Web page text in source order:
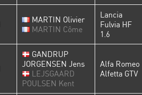
MARTIN Olivier
MARTIN Côme
Lancia
Fulvia HF
1.6
GANDRUP
JORGENSEN Jens
LEJSGAARD
POULSEN Kent
Alfa Romeo
Alfetta GTV